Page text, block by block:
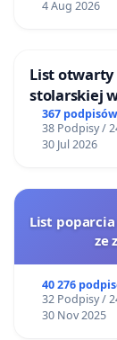
4 Aug 2026
List
stolarskiej
Gdańsku
367 podpisów
38 Podpisy /
30 Jul 2026
List
ze
40 276
32 Podpisy /
30 Nov 2025